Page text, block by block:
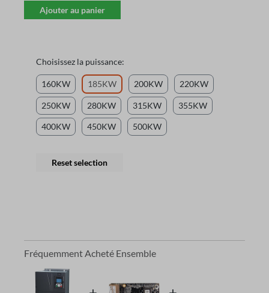
Ajouter au panier
Choisissez la puissance:
160KW 185KW 200KW 220KW
250KW 280KW 315KW 355KW
400KW 450KW 500KW
Reset selection
Fréquemment Acheté Ensemble